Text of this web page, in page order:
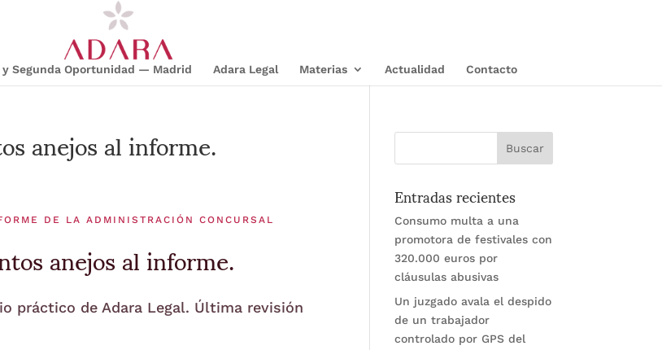
Segunda Oportunidad — Madrid Adara Legal Materias Actualidad Contacto
anejos al informe.
DE LA ADMINISTRACIÓN CONCURSAL
anejos al informe.
práctico de Adara Legal. Última revisión
Entradas recientes
Consumo multa a una
promotora de festivales con
320.000 euros por
cláusulas abusivas
Un juzgado avala el despido
de un trabajador
controlado por GPS del